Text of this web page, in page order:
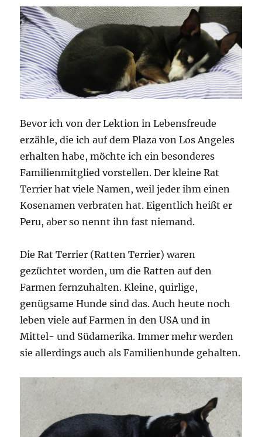
Bevor ich von der Lektion in Lebensfreude
erzähle, die ich auf dem Plaza von Los Angeles
erhalten habe, möchte ich ein besonderes
Familienmitglied vorstellen. Der kleine Rat
Terrier hat viele Namen, weil jeder ihm einen
Kosenamen verbraten hat. Eigentlich heißt er
Peru, aber so nennt ihn fast niemand.
Die Rat Terrier (Ratten Terrier) waren
gezüchtet worden, um die Ratten auf den
Farmen fernzuhalten. Kleine, quirlige,
genügsame Hunde sind das. Auch heute noch
leben viele auf Farmen in den USA und in
Mittel- und Südamerika. Immer mehr werden
sie allerdings auch als Familienhunde gehalten.